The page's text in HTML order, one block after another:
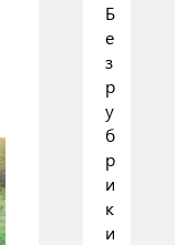
Б
е
з
р
у
б
р
и
к
и